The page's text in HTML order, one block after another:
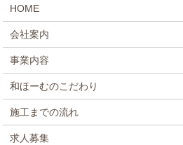
HOME
会社案内
事業内容
和ほーむのこだわり
施工までの流れ
求人募集